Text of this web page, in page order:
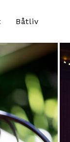
Båtliv